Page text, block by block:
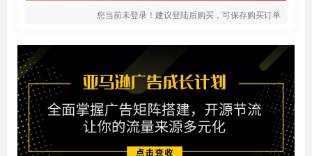
您当前未登录！建议登陆后购买，可保存购买订单